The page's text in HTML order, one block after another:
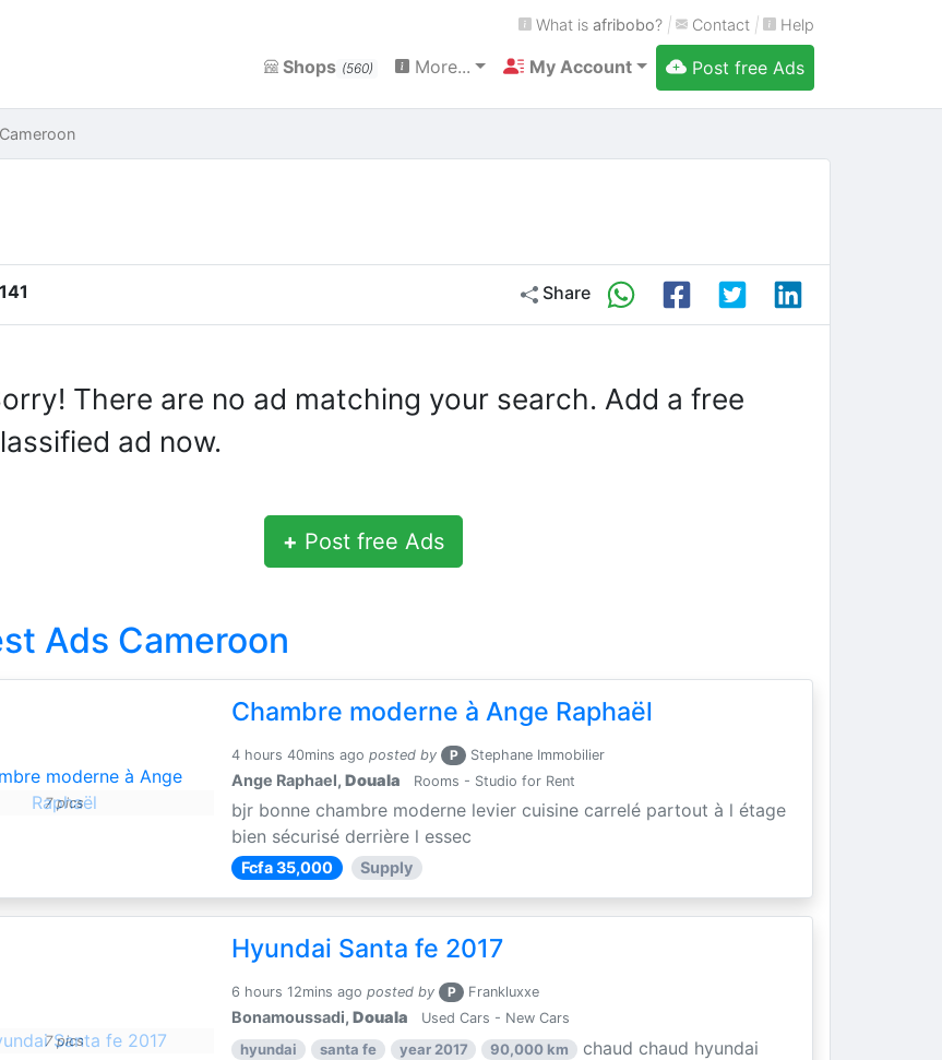
What is afribobo? | Contact | Help
Shops (560) More... My Account Post free Ads
141 Share
There are no ad matching your search. Add a free
ad now.
+ Post free Ads
Ads Cameroon
7 pics
Chambre moderne à Ange Raphaël
4 hours 40mins ago posted by P Stephane Immobilier
Ange Raphael,Douala Rooms - Studio for Rent
bjr bonne chambre moderne levier cuisine carrelé partout à l étage
bien sécurisé derrière l essec
Fcfa 35,000 Supply
7 pics
Hyundai Santa fe 2017
6 hours 12mins ago posted by P Frankluxxe
Bonamoussadi,Douala Used Cars - New Cars
hyundai santa fe year 2017 90,000 km
chaud chaud hyundai